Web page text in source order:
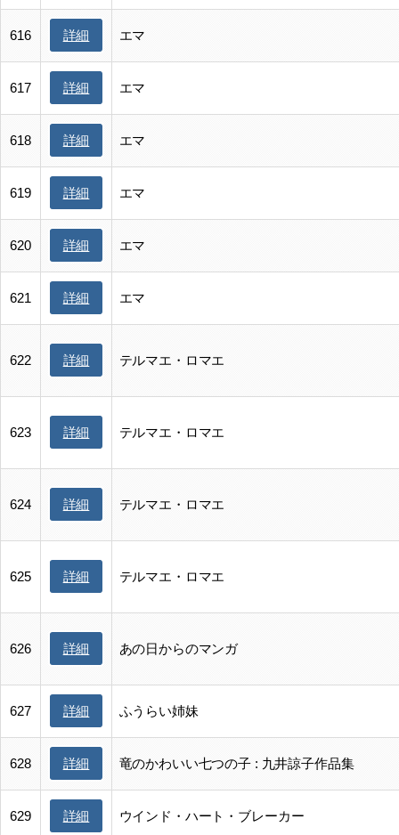
616 詳細 エマ
617 詳細 エマ
618 詳細 エマ
619 詳細 エマ
620 詳細 エマ
621 詳細 エマ
622 詳細 テルマエ・ロマエ
623 詳細 テルマエ・ロマエ
624 詳細 テルマエ・ロマエ
625 詳細 テルマエ・ロマエ
626 詳細 あの日からのマンガ
627 詳細 ふうらい姉妹
628 詳細 竜のかわいい七つの子 : 九井諒子作品集
629 詳細 ウインド・ハート・ブレーカー